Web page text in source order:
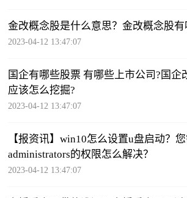
金改概念股是什么意思？金改概念股有
2023-04-12 13:47:07
国企有哪些股票 有哪些上市公司?国企
应该怎么挖掘?
2023-04-12 13:47:07
【报资讯】win10怎么设置u盘启动？
administrators的权限怎么解决？
2023-04-12 13:47:07